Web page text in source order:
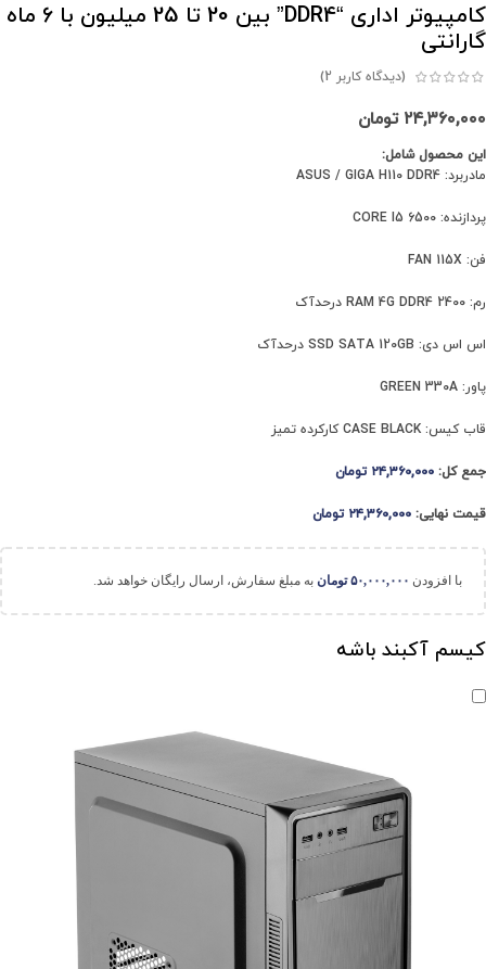
کامپیوتر اداری “DDR4” بین 20 تا 25 میلیون با 6 ماه
گارانتی
(دیدگاه کاربر 2
)
۲۴,۳۶۰,۰۰۰ تومان
این محصول شامل:
مادربرد: ASUS / GIGA H110 DDR4
پردازنده: CORE I5 6500
فن: FAN 115X
رم: RAM 4G DDR4 2400 درحدآک
اس اس دی: SSD SATA 120GB درحدآک
پاور: GREEN 330A
قاب کیس: CASE BLACK کارکرده تمیز
جمع کل: ۲۴,۳۶۰,۰۰۰ تومان
قیمت نهایی: ۲۴,۳۶۰,۰۰۰ تومان
با افزودن ۵۰,۰۰۰,۰۰۰ تومان به مبلغ سفارش، ارسال رایگان خواهد شد.
کیسم آکبند باشه